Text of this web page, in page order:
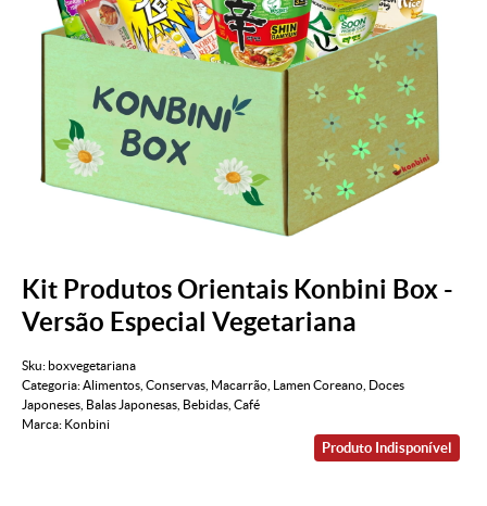
Kit Produtos Orientais Konbini Box -
Versão Especial Vegetariana
Sku: boxvegetariana
Categoria:Alimentos Conservas Macarrão Lamen Coreano Doces
Japoneses Balas Japonesas Bebidas Café
Marca: Konbini
Produto Indisponível